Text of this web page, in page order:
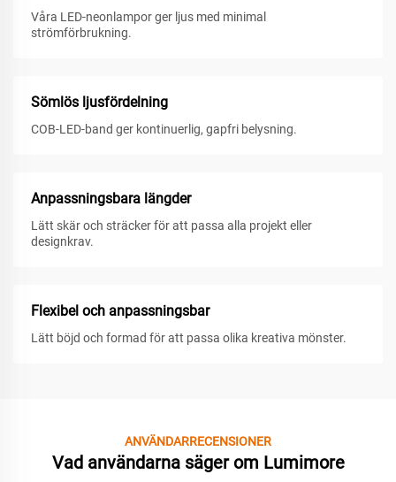
Våra LED-neonlampor ger ljus med minimal
strömförbrukning.
Sömlös ljusfördelning
COB-LED-band ger kontinuerlig, gapfri belysning.
Anpassningsbara längder
Lätt skär och sträcker för att passa alla projekt eller
designkrav.
Flexibel och anpassningsbar
Lätt böjd och formad för att passa olika kreativa mönster.
ANVÄNDARRECENSIONER
Vad användarna säger om Lumimore